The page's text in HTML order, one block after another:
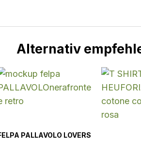
Alternativ
PALLAVOLO LOVERS